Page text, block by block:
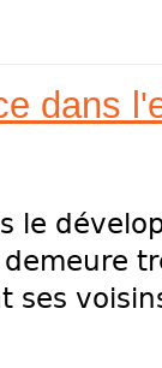
dans
le
ses